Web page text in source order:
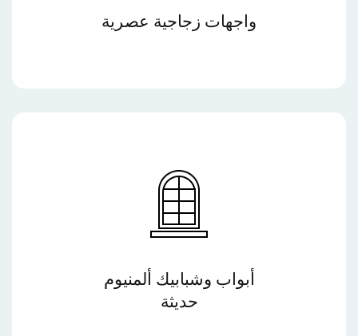
واجهات زجاجية عصرية
أبواب وشبابيك ألمنيوم
حديثة